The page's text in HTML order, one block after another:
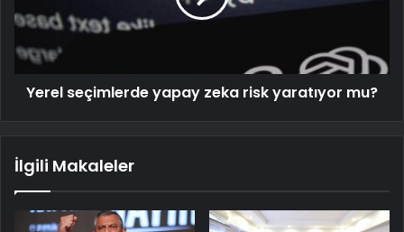
Yerel seçimlerde yapay zeka risk yaratıyor mu?
İlgili Makaleler